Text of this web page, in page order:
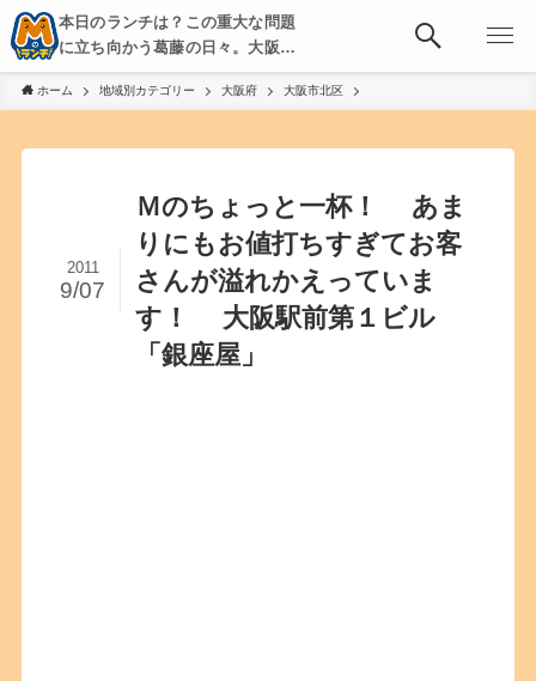
本日のランチは？この重大な問題
に立ち向かう葛藤の日々。大阪・
京都・神戸を中心とした食べ歩
き、飲み歩きを綴る。
ホーム 地域別カテゴリー 大阪府 大阪市北区
Ｍのちょっと一杯！ あま
りにもお値打ちすぎてお客
さんが溢れかえっていま
す！ 大阪駅前第１ビル
「銀座屋」
2011
9/07